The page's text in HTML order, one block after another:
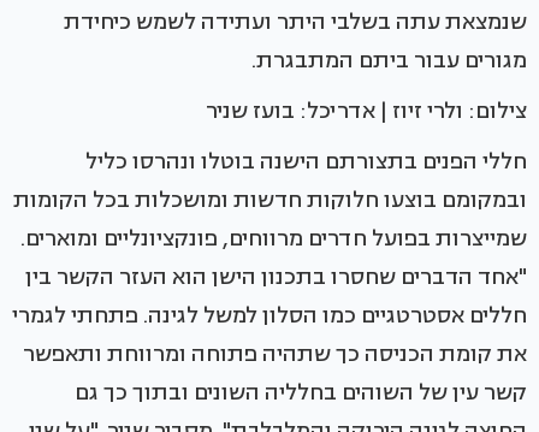
שנמצאת עתה בשלבי היתר ועתידה לשמש כיחידת
מגורים עבור ביתם המתבגרת.
צילום: ולרי זיוז | אדריכל: בועז שניר
חללי הפנים בתצורתם הישנה בוטלו ונהרסו כליל
ובמקומם בוצעו חלוקות חדשות ומושכלות בכל הקומות
שמייצרות בפועל חדרים מרווחים, פונקציונליים ומוארים.
"אחד הדברים שחסרו בתכנון הישן הוא העזר הקשר בין
חללים אסטרטגיים כמו הסלון למשל לגינה. פתחתי לגמרי
את קומת הכניסה כך שתהיה פתוחה ומרווחת ותאפשר
קשר עין של השוהים בחלליה השונים ובתוך כך גם